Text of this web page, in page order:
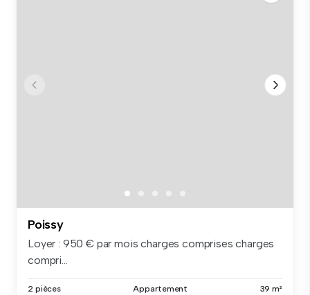
Poissy
Loyer : 950 € par mois charges comprises charges
compri...
2 pièces Appartement 39 m²